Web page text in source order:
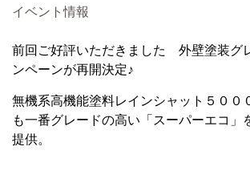
イベント情報
前回ご好評いただきました 外壁塗装グ
ンペーンが再開決定♪
無機系高機能塗料レインシャット５００
も一番グレードの高い「スーパーエコ」
提供。